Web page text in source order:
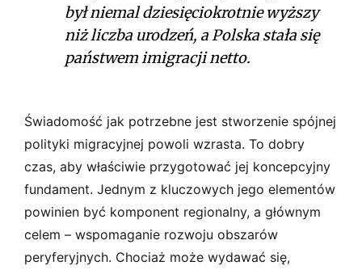
był niemal dziesięciokrotnie wyższy
niż liczba urodzeń, a Polska stała się
państwem imigracji netto.
Świadomość jak potrzebne jest stworzenie spójnej
polityki migracyjnej powoli wzrasta. To dobry
czas, aby właściwie przygotować jej koncepcyjny
fundament. Jednym z kluczowych jego elementów
powinien być komponent regionalny, a głównym
celem – wspomaganie rozwoju obszarów
peryferyjnych. Chociaż może wydawać się,